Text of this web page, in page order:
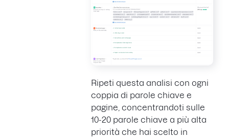
Ripeti questa analisi con ogni
coppia di parole chiave e
pagine, concentrandoti sulle
10-20 parole chiave a più alta
priorità che hai scelto in